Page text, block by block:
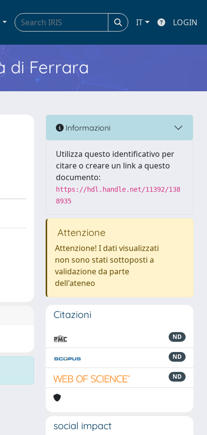
IT LOGIN
di Ferrara
Informazioni
Utilizza questo identificativo per
citare o creare un link a questo
documento:
https://hdl.handle.net/11392/138
8935
Attenzione
Attenzione! I dati visualizzati
non sono stati sottoposti a
validazione da parte
dell'ateneo
Citazioni
ND
ND
ND
social impact